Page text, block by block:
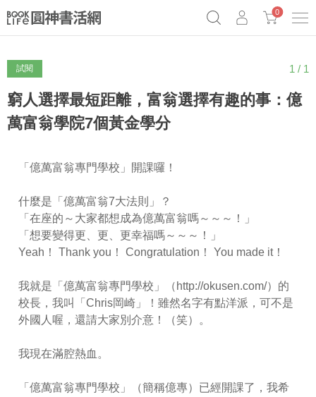
0
試閱 1 / 1
窮人選擇最短距離，富翁選擇有趣的事：億
萬富翁學院7個黃金學分
「億萬富翁專門學校」開課囉！
什麼是「億萬富翁7大法則」？
「在座的～大家都想成為億萬富翁嗎～～～！」
「想要變得更、更、更幸福嗎～～～！」
Yeah！ Thank you！ Congratulation！ You made it！
我就是「億萬富翁專門學校」（http://okusen.com/）的
校長，我叫「Chris岡崎」！雖然名字有點洋派，可不是
外國人喔，還請大家別介意！（笑）。
我現在滿腔熱血。
「億萬富翁專門學校」（簡稱億專）已經開課了，我希